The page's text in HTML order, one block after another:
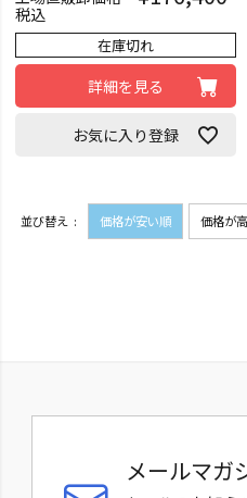
税込
在庫切れ
詳細を見る
お気に入り登録
並び替え 価格が安い順 価格が
メールマガ